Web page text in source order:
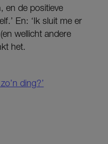
en de positieve
En: ‘Ik sluit me er
wellicht andere
het.
ding?’